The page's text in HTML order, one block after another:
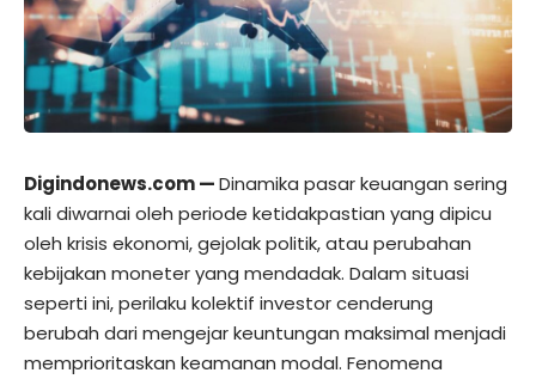
Digindonews.com —Dinamika pasar keuangan sering
kali diwarnai oleh periode ketidakpastian yang dipicu
oleh krisis ekonomi, gejolak politik, atau perubahan
kebijakan moneter yang mendadak. Dalam situasi
seperti ini, perilaku kolektif investor cenderung
berubah dari mengejar keuntungan maksimal menjadi
memprioritaskan keamanan modal. Fenomena